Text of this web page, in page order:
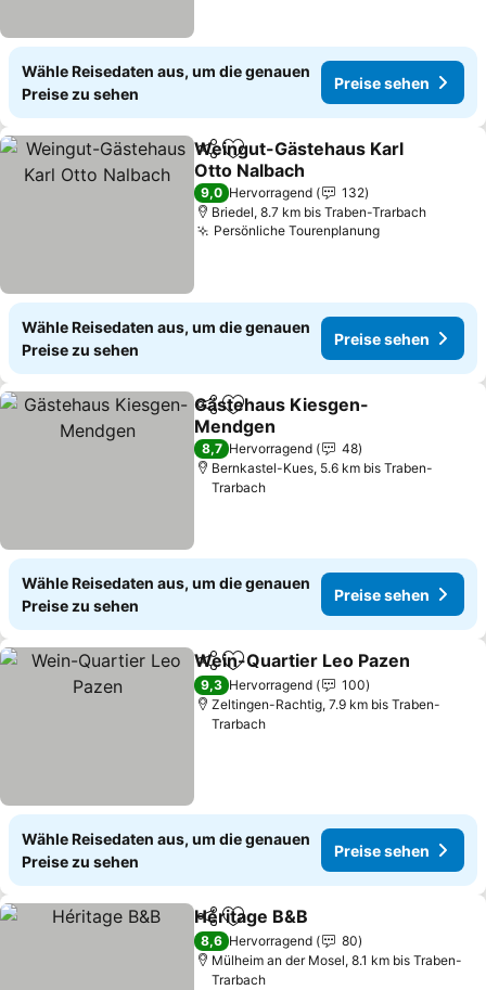
Wähle Reisedaten aus, um die genauen
Preise zu sehen
Preise sehen
TeilenZu Favoriten hinzufügen
Weingut-Gästehaus Karl
Otto Nalbach
9,0 Hervorragend
132
Briedel, 8.7 km bis Traben-Trarbach
Persönliche Tourenplanung
Wähle Reisedaten aus, um die genauen
Preise zu sehen
Preise sehen
TeilenZu Favoriten hinzufügen
Gästehaus Kiesgen-
Mendgen
8,7 Hervorragend
48
Bernkastel-Kues, 5.6 km bis Traben-
Trarbach
Wähle Reisedaten aus, um die genauen
Preise zu sehen
Preise sehen
TeilenZu Favoriten hinzufügen
Wein-Quartier Leo Pazen
9,3 Hervorragend
100
Zeltingen-Rachtig, 7.9 km bis Traben-
Trarbach
Wähle Reisedaten aus, um die genauen
Preise zu sehen
Preise sehen
TeilenZu Favoriten hinzufügen
Héritage B&B
8,6 Hervorragend
80
Mülheim an der Mosel, 8.1 km bis Traben-
Trarbach